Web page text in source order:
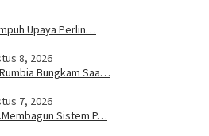
Upaya Perlin…
8, 2026
Bungkam Saa…
7, 2026
Sistem P…